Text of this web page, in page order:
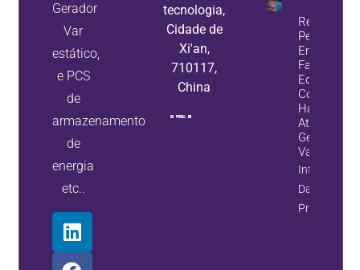
Gerador
Var
estático,
e PCS
de
armazenamento
de
energia
etc..
tecnologia,
Cidade de
Xi'an,
710117,
China
Reduza A
Perda De
Energia E
Falhas De
Com Filtros
Ativos E
Geradores
Var
Da
Propriedade